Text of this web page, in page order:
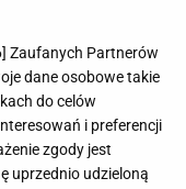
] Zaufanych Partnerów
dane osobowe takie
do celów
i preferencji
zgody jest
uprzednio udzieloną